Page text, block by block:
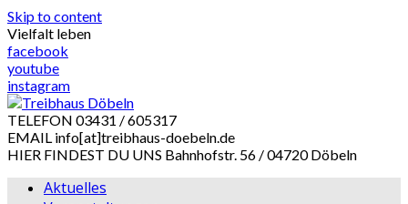
Skip to content
Vielfalt leben
facebook
youtube
instagram
TELEFON 03431 / 605317
EMAIL info[at]treibhaus-doebeln.de
HIER FINDEST DU UNS Bahnhofstr. 56 / 04720 Döbeln
Aktuelles